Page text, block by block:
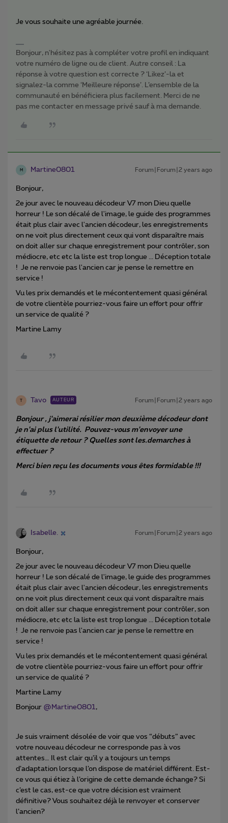
Je vous souhaite une agréable journée.
Bonjour, n'hésitez pas à compléter votre profil en indiquant
votre numéro de ligne ou de client. Autre conseil : La
réponse à votre question est correcte ? ‘Likez’-la et
signalez-la comme ‘Meilleure réponse’. L’ensemble de la
communauté en bénéficiera plus facilement. Merci de ne
pas me contacter en message privé sauf à ma demande.
M Martine0801 Forum|Forum|2 years ago
Bonjour,
2e jour avec le nouveau décodeur V7 mon Dieu quelle
horreur ! Le son décalé de l'image, le guide des programmes
était plus clair avec l'ancien décodeur, les enregistrements
on ne voit plus directement ceux qui vont disparaître mais
on doit aller sur chaque enregistrement pour contrôler, son
médiocre, etc etc la liste est trop longue ... Déception totale
! Je ne renvoie pas l'ancien car je pense le remettre en
service !
Vu les prix demandés et le mécontentement quasi général
de votre clientèle pourriez-vous faire un effort pour offrir
un service de qualité ?
Martine Lamy
T Tavo AUTEUR Forum|Forum|2 years ago
Bonjour , j'aimerai résilier mon deuxième décodeur dont
je n'ai plus l'utilité. Pouvez-vous m'envoyer une
étiquette de retour ? Quelles sont les.demarches à
effectuer ?
Merci bien reçu les documents vous êtes formidable !!!
Isabelle. Forum|Forum|2 years ago
Bonjour,
2e jour avec le nouveau décodeur V7 mon Dieu quelle
horreur ! Le son décalé de l'image, le guide des programmes
était plus clair avec l'ancien décodeur, les enregistrements
on ne voit plus directement ceux qui vont disparaître mais
on doit aller sur chaque enregistrement pour contrôler, son
médiocre, etc etc la liste est trop longue ... Déception totale
! Je ne renvoie pas l'ancien car je pense le remettre en
service !
Vu les prix demandés et le mécontentement quasi général
de votre clientèle pourriez-vous faire un effort pour offrir
un service de qualité ?
Martine Lamy
Bonjour @Martine0801,
Je suis vraiment désolée de voir que vos “débuts” avec
votre nouveau décodeur ne corresponde pas à vos
attentes… Il est clair qu’il y a toujours un temps
d’adaptation lorsque l’on dispose de matériel différent. Est-
ce vous qui étiez à l’origine de cette demande échange? Si
c’est le cas, est-ce que votre décision est vraiment
définitive? Vous souhaitez déjà le renvoyer et conserver
l’ancien?